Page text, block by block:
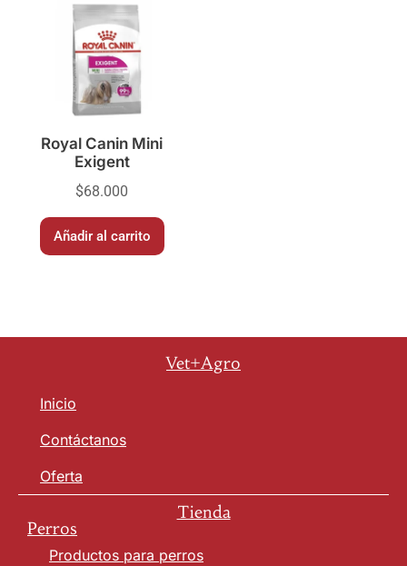
Royal Canin Mini
Exigent
$68.000
Añadir al carrito
Vet+Agro
Inicio
Contáctanos
Oferta
Tienda
Perros
Productos para perros